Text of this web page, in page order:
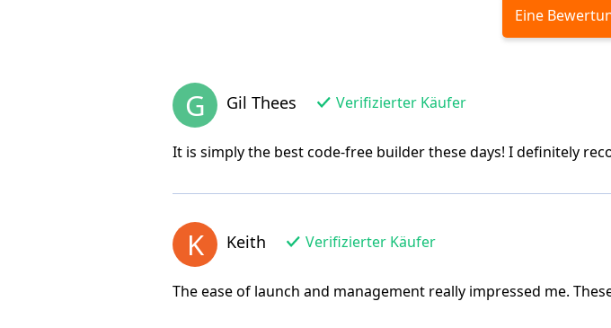
Eine
G Gil Thees Verifizierter Käufer
It is simply the best code-free builder these days! I definitely
K Keith Verifizierter Käufer
The ease of launch and management really impressed me.